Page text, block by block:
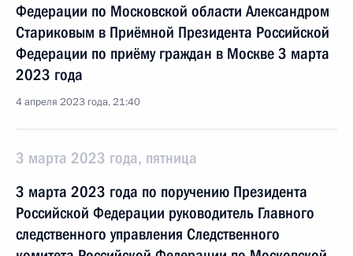
Федерации по Московской области Александром
Стариковым в Приёмной Президента Российской
Федерации по приёму граждан в Москве 3 марта
2023 года
4 апреля 2023 года, 21:40
3 марта 2023 года, пятница
3 марта 2023 года по поручению Президента
Российской Федерации руководитель Главного
следственного управления Следственного